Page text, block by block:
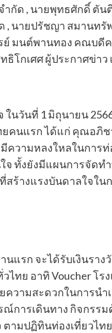
กัด , นายพุทธศักดิ์ ตัน
, นายปรัชญา สมานทรั
รย์ มนต์พานทอง คณบ
โกเศศ ผู้ประกาศข่าว
นวันที่ 1 มิถุนายน
ยคนแรก ได้แก่ คุณอภิ
ความหลงใหลในการท่
ทั้งยังมีแผนการจัดท
ร้างแรงบันดาลใจใน
รก จะได้รับเงินรางวั
ไทย อาทิ Voucher โ
ความสะดวกในการนำ
การเดินทาง กิจกรรม
ามปฏิทินท่องเที่ยวไทย